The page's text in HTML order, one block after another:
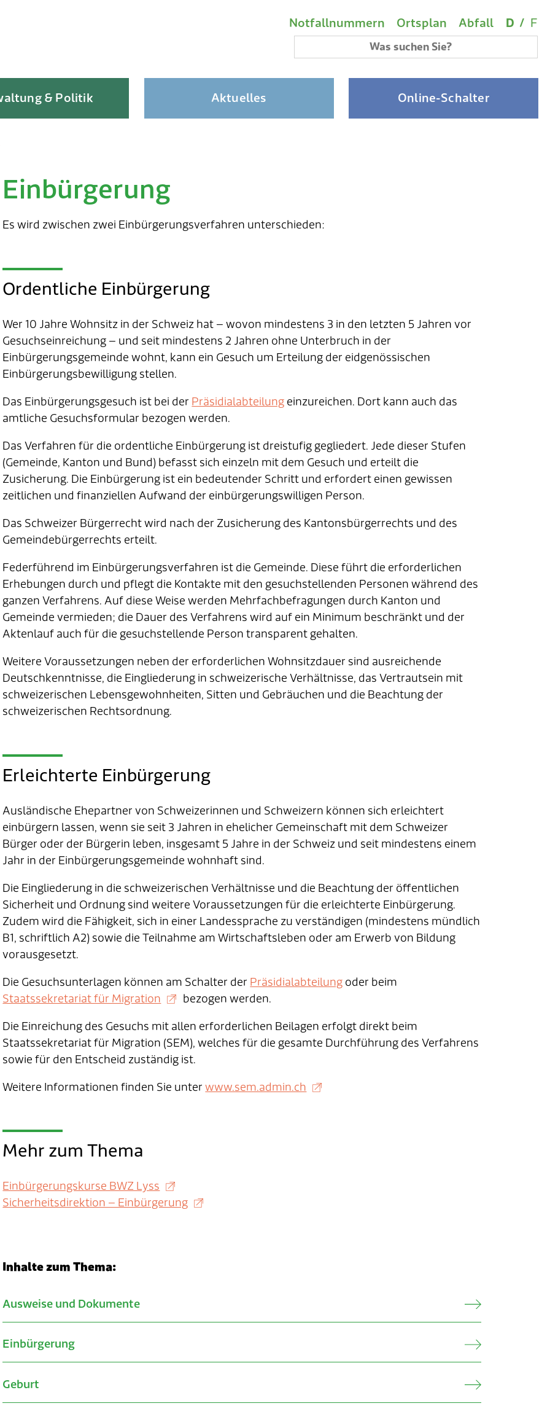
Metanavigation
Wichtige Links
Notfallnummern Ortsplan Abfall D / F
& Politik Aktuelles Online-Schalter
Skip
to
content
Einbürgerung
Es wird zwischen zwei Einbürgerungsverfahren unterschieden:
Ordentliche Einbürgerung
Wer 10 Jahre Wohnsitz in der Schweiz hat – wovon mindestens 3 in den letzten 5 Jahren vor
Gesuchseinreichung – und seit mindestens 2 Jahren ohne Unterbruch in der
Einbürgerungsgemeinde wohnt, kann ein Gesuch um Erteilung der eidgenössischen
Einbürgerungsbewilligung stellen.
Das Einbürgerungsgesuch ist bei der Präsidialabteilung einzureichen. Dort kann auch das
amtliche Gesuchsformular bezogen werden.
Das Verfahren für die ordentliche Einbürgerung ist dreistufig gegliedert. Jede dieser Stufen
(Gemeinde, Kanton und Bund) befasst sich einzeln mit dem Gesuch und erteilt die
Zusicherung. Die Einbürgerung ist ein bedeutender Schritt und erfordert einen gewissen
zeitlichen und finanziellen Aufwand der einbürgerungswilligen Person.
Das Schweizer Bürgerrecht wird nach der Zusicherung des Kantonsbürgerrechts und des
Gemeindebürgerrechts erteilt.
Federführend im Einbürgerungsverfahren ist die Gemeinde. Diese führt die erforderlichen
Erhebungen durch und pflegt die Kontakte mit den gesuchstellenden Personen während des
ganzen Verfahrens. Auf diese Weise werden Mehrfachbefragungen durch Kanton und
Gemeinde vermieden; die Dauer des Verfahrens wird auf ein Minimum beschränkt und der
Aktenlauf auch für die gesuchstellende Person transparent gehalten.
Weitere Voraussetzungen neben der erforderlichen Wohnsitzdauer sind ausreichende
Deutschkenntnisse, die Eingliederung in schweizerische Verhältnisse, das Vertrautsein mit
schweizerischen Lebensgewohnheiten, Sitten und Gebräuchen und die Beachtung der
schweizerischen Rechtsordnung.
Erleichterte Einbürgerung
Ausländische Ehepartner von Schweizerinnen und Schweizern können sich erleichtert
einbürgern lassen, wenn sie seit 3 Jahren in ehelicher Gemeinschaft mit dem Schweizer
Bürger oder der Bürgerin leben, insgesamt 5 Jahre in der Schweiz und seit mindestens einem
Jahr in der Einbürgerungsgemeinde wohnhaft sind.
Die Eingliederung in die schweizerischen Verhältnisse und die Beachtung der öffentlichen
Sicherheit und Ordnung sind weitere Voraussetzungen für die erleichterte Einbürgerung.
Zudem wird die Fähigkeit, sich in einer Landessprache zu verständigen (mindestens mündlich
B1, schriftlich A2) sowie die Teilnahme am Wirtschaftsleben oder am Erwerb von Bildung
vorausgesetzt.
Die Gesuchsunterlagen können am Schalter der Präsidialabteilung oder beim
Staatssekretariat für Migration
bezogen werden.
Die Einreichung des Gesuchs mit allen erforderlichen Beilagen erfolgt direkt beim
Staatssekretariat für Migration (SEM), welches für die gesamte Durchführung des Verfahrens
sowie für den Entscheid zuständig ist.
Weitere Informationen finden Sie unterwww.sem.admin.ch
Mehr zum Thema
Einbürgerungskurse BWZ Lyss
Sicherheitsdirektion – Einbürgerung
Verwandte Inhalte
Inhalte zum Thema:
Ausweise und Dokumente
Einbürgerung
Geburt